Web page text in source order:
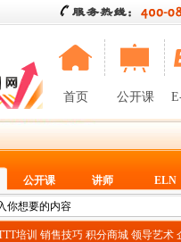
首页 公开课
公开课 讲师 ELN
培训 销售技巧 积分商城 领导艺术